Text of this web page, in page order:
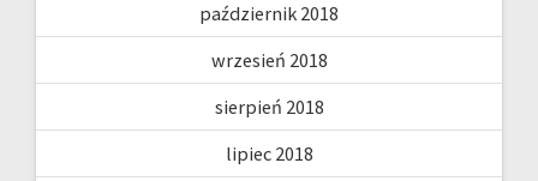
październik 2018
wrzesień 2018
sierpień 2018
lipiec 2018